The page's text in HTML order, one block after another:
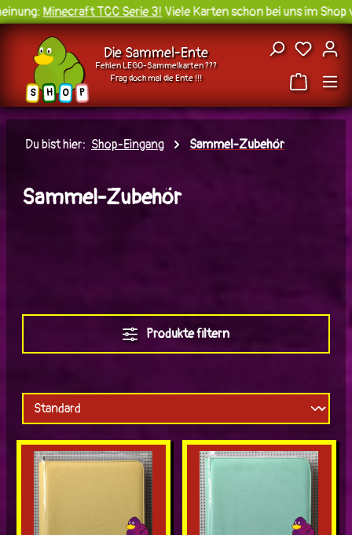
Zum Hauptinhalt springen
Minecraft TCC Serie 3!Viele Karten schon bei uns im Shop
S H O P
Die Sammel-Ente
Fehlen LEGO-Sammelkarten ???
Frag doch mal die Ente !!!
Du
Du bist hier: Shop-Eingang Sammel-Zubehör
Sammel-Zubehör
Produkte filtern